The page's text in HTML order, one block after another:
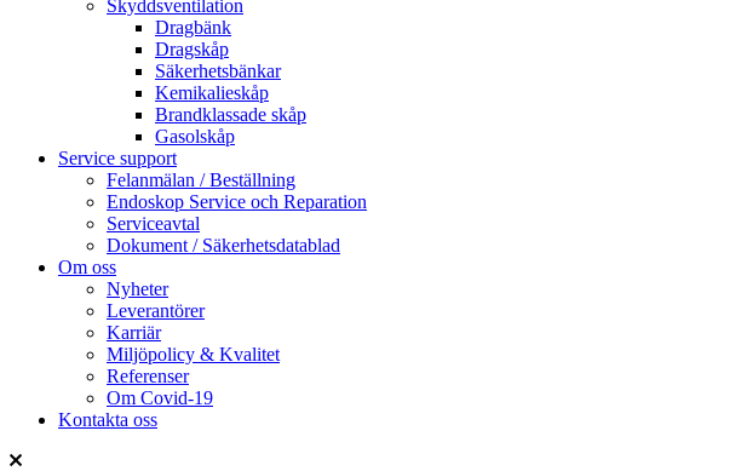
Skyddsventilation
Dragbänk
Dragskåp
Säkerhetsbänkar
Kemikalieskåp
Brandklassade skåp
Gasolskåp
Service support
Felanmälan / Beställning
Endoskop Service och Reparation
Serviceavtal
Dokument / Säkerhetsdatablad
Om oss
Nyheter
Leverantörer
Karriär
Miljöpolicy & Kvalitet
Referenser
Om Covid-19
Kontakta oss